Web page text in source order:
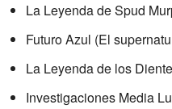
La Leyenda de Spud
Futuro Azul (El
La Leyenda de los
Investigaciones Media